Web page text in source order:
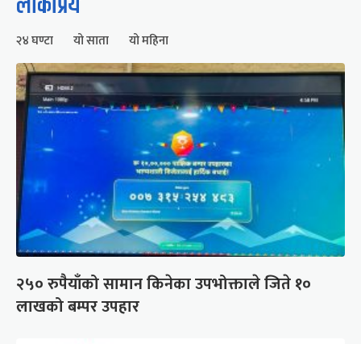
२४ घण्टा यो साता यो महिना
२५० रुपैयाँको सामान किनेका उपभोक्ताले जिते १०
लाखको बम्पर उपहार